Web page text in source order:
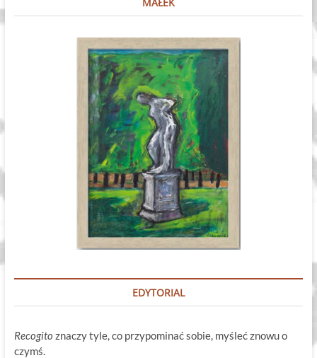
EDYTORIAL
Recogito znaczy tyle, co przypominać sobie, myśleć znowu o
czymś.